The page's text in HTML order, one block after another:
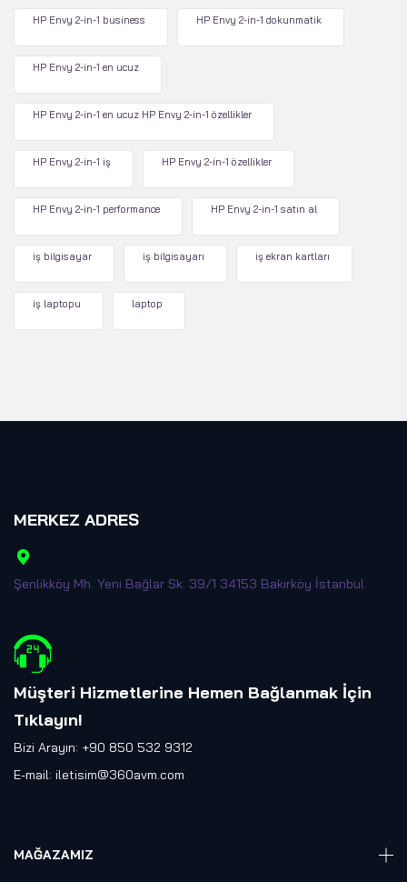
HP Envy 2-in-1 business HP Envy 2-in-1 dokunmatik
HP Envy 2-in-1 en ucuz
HP Envy 2-in-1 en ucuz HP Envy 2-in-1 özellikler
HP Envy 2-in-1 iş HP Envy 2-in-1 özellikler
HP Envy 2-in-1 performance HP Envy 2-in-1 satın al
iş bilgisayar iş bilgisayarı iş ekran kartları
iş laptopu laptop
MERKEZ ADRES
Şenlikköy Mh. Yeni Bağlar Sk. 39/1 34153 Bakırköy İstanbul
Müşteri Hizmetlerine Hemen Bağlanmak İçin
Tıklayın!
Bizi Arayın: +90 850 532 9312
E-mail: iletisim@360avm.com
MAĞAZAMIZ